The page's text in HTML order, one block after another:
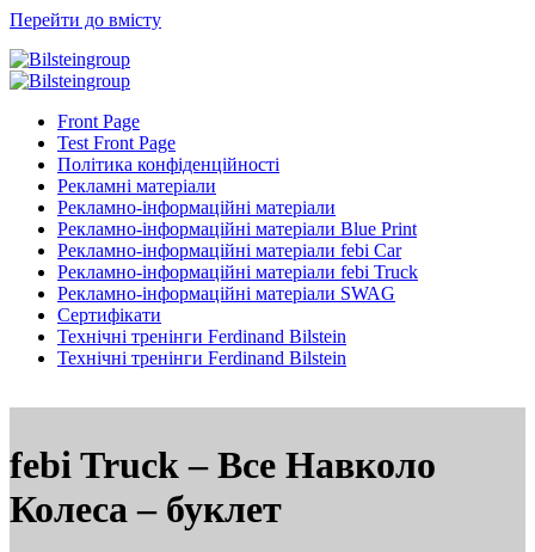
Перейти до вмісту
Front Page
Test Front Page
Політика конфіденційності
Рекламні матеріали
Рекламно-інформаційні матеріали
Рекламно-інформаційні матеріали Blue Print
Рекламно-інформаційні матеріали febi Car
Рекламно-інформаційні матеріали febi Truck
Рекламно-інформаційні матеріали SWAG
Сертифікати
Технічні тренінги Ferdinand Bilstein
Технічні тренінги Ferdinand Bilstein
febi Truck – Все Навколо
Колеса – буклет